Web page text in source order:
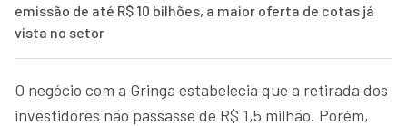
emissão de até R$ 10 bilhões, a maior oferta de cotas já
vista no setor
O negócio com a Gringa estabelecia que a retirada dos
investidores não passasse de R$ 1,5 milhão. Porém,